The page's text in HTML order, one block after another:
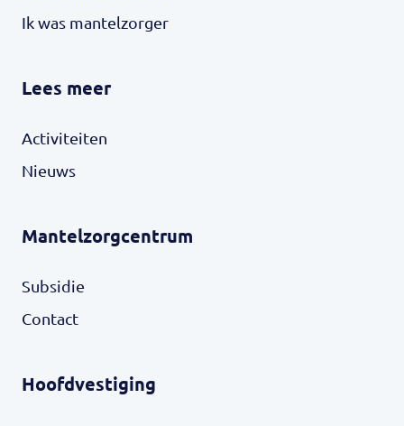
Ik was mantelzorger
Lees meer
Activiteiten
Nieuws
Mantelzorgcentrum
Subsidie
Contact
Hoofdvestiging